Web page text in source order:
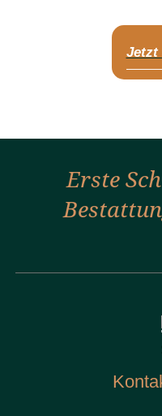
Jetzt
Erste